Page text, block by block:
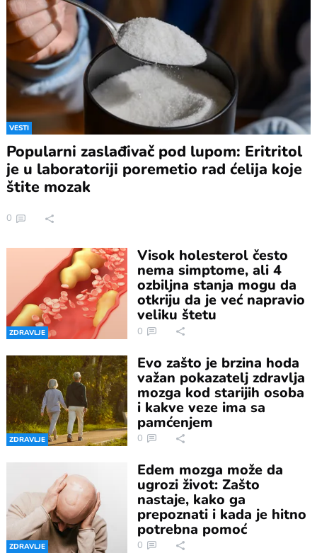
VESTI
Popularni zaslađivač pod lupom: Eritritol
je u laboratoriji poremetio rad ćelija koje
štite mozak
0
ZDRAVLJE
Visok holesterol često
nema simptome, ali 4
ozbiljna stanja mogu da
otkriju da je već napravio
veliku štetu
0
ZDRAVLJE
Evo zašto je brzina hoda
važan pokazatelj zdravlja
mozga kod starijih osoba
i kakve veze ima sa
pamćenjem
0
ZDRAVLJE
Edem mozga može da
ugrozi život: Zašto
nastaje, kako ga
prepoznati i kada je hitno
potrebna pomoć
0